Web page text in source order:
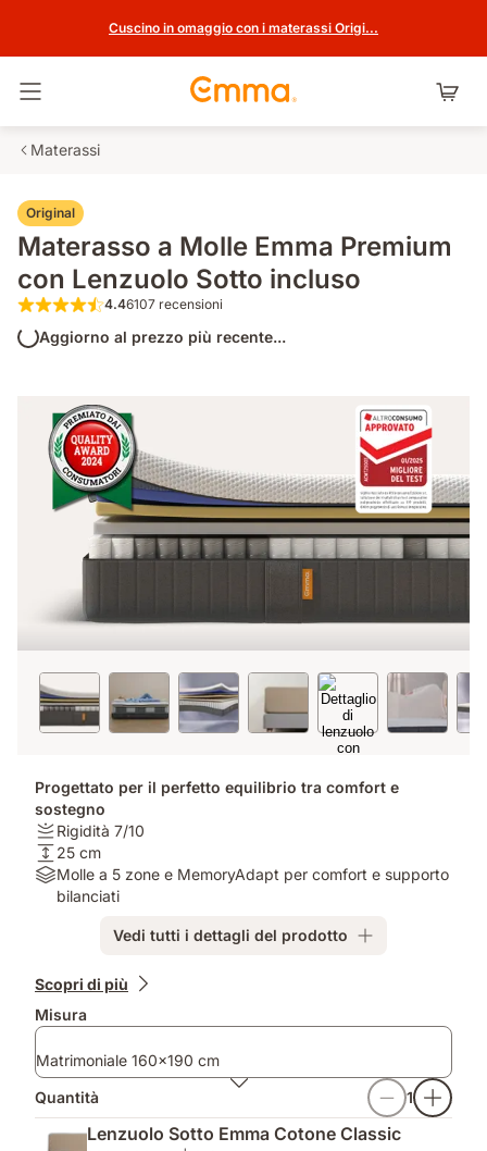
Cuscino in omaggio con i materassi Origi...
Materassi
Original
Materasso a Molle Emma Premium
con Lenzuolo Sotto incluso
4.4 su 5 stelle 6107 recensioni
4.46107 recensioni
Aggiorno al prezzo più recente...
Progettato per il perfetto equilibrio tra comfort e
sostegno
Rigidità:
Rigidità
7/10
Rigidità 7/10
Altezza:
25
25 cm
Materiali:
Molle
e
per
e
supporto
Molle a 5 zone e MemoryAdapt per comfort e supporto
bilanciati
Vedi tutti i dettagli del prodotto
Prodotti
Scopri di più
Misura
Matrimoniale 160x190 cm
Quantità
1
Lenzuolo Sotto Emma Cotone Classic